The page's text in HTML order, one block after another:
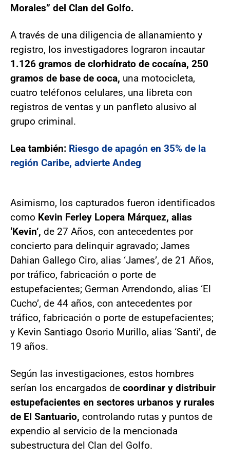
Morales” del Clan del Golfo.
A través de una diligencia de allanamiento y
registro, los investigadores lograron incautar
1.126 gramos de clorhidrato de cocaína, 250
gramos de base de coca, una motocicleta,
cuatro teléfonos celulares, una libreta con
registros de ventas y un panfleto alusivo al
grupo criminal.
Lea también: Riesgo de apagón en 35% de la
región Caribe, advierte Andeg
Asimismo, los capturados fueron identificados
como Kevin Ferley Lopera Márquez, alias
‘Kevin’, de 27 Años, con antecedentes por
concierto para delinquir agravado; James
Dahian Gallego Ciro, alias ‘James’, de 21 Años,
por tráfico, fabricación o porte de
estupefacientes; German Arrendondo, alias ‘El
Cucho’, de 44 años, con antecedentes por
tráfico, fabricación o porte de estupefacientes;
y Kevin Santiago Osorio Murillo, alias ‘Santi’, de
19 años.
Según las investigaciones, estos hombres
serían los encargados de coordinar y distribuir
estupefacientes en sectores urbanos y rurales
de El Santuario, controlando rutas y puntos de
expendio al servicio de la mencionada
subestructura del Clan del Golfo.